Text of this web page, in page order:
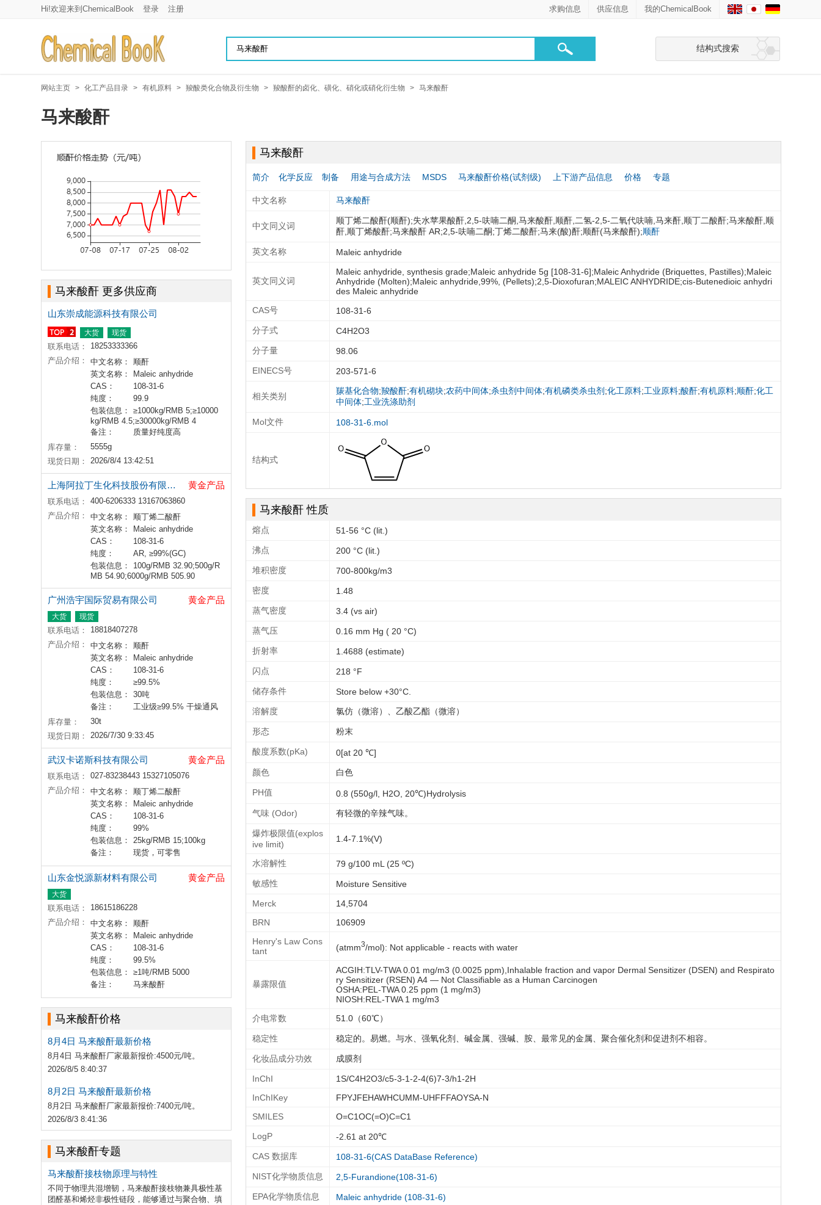
Hi!欢迎来到ChemicalBook 登录 注册 我的ChemicalBook
供应信息
求购信息
结构式搜索
网站主页 > 化工产品目录 > 有机原料 > 羧酸类化合物及衍生物 > 羧酸酐的卤化、磺化、硝化或硝化衍生物 > 马来酸酐
马来酸酐
马来酸酐 更多供应商
山东崇成能源科技有限公司
大货 现货
联系电话：
18253333366
产品介绍：
中文名称：
顺酐
英文名称：
Maleic anhydride
CAS：
108-31-6
纯度：
99.9
包装信息：
≥1000kg/RMB 5;≥10000
kg/RMB 4.5;≥30000kg/RMB 4
备注：
质量好纯度高
库存量：
5555g
现货日期：
2026/8/4 13:42:51
上海阿拉丁生化科技股份有限公司 黄金产品
联系电话：
400-6206333 13167063860
产品介绍：
中文名称：
顺丁烯二酸酐
英文名称：
Maleic anhydride
CAS：
108-31-6
纯度：
AR, ≥99%(GC)
包装信息：
100g/RMB 32.90;500g/R
MB 54.90;6000g/RMB 505.90
广州浩宇国际贸易有限公司 黄金产品
大货 现货
联系电话：
18818407278
产品介绍：
中文名称：
顺酐
英文名称：
Maleic anhydride
CAS：
108-31-6
纯度：
≥99.5%
包装信息：
30吨
备注：
工业级≥99.5% 干燥通风
库存量：
30t
现货日期：
2026/7/30 9:33:45
武汉卡诺斯科技有限公司 黄金产品
联系电话：
027-83238443 15327105076
产品介绍：
中文名称：
顺丁烯二酸酐
英文名称：
Maleic anhydride
CAS：
108-31-6
纯度：
99%
包装信息：
25kg/RMB 15;100kg
备注：
现货，可零售
山东金悦源新材料有限公司 黄金产品
大货
联系电话：
18615186228
产品介绍：
中文名称：
顺酐
英文名称：
Maleic anhydride
CAS：
108-31-6
纯度：
99.5%
包装信息：
≥1吨/RMB 5000
备注：
马来酸酐
马来酸酐价格
8月4日 马来酸酐最新价格
8月4日 马来酸酐厂家最新报价:4500元/吨。
2026/8/5 8:40:37
8月2日 马来酸酐最新价格
8月2日 马来酸酐厂家最新报价:7400元/吨。
2026/8/3 8:41:36
马来酸酐专题
马来酸酐接枝物原理与特性
不同于物理共混增韧，马来酸酐接枝物兼具极性基
团醛基和烯烃非极性链段，能够通过与聚合物、填
马来酸酐
简介 化学反应 制备 用途与合成方法 MSDS 马来酸酐价格(试剂级) 上下游产品信息 价格 专题
中文名称 马来酸酐
中文同义词
顺丁烯二酸酐(顺酐);失水苹果酸酐,2,5-呋喃二酮,马来酸酐,顺酐,二氢-2,5-二氧代呋喃,马来酐,顺丁二酸酐;马来酸酐,顺
酐,顺丁烯酸酐;马来酸酐 AR;2,5-呋喃二酮;丁烯二酸酐;马来(酸)酐;顺酐(马来酸酐);顺酐
英文名称 Maleic anhydride
英文同义词
Maleic anhydride, synthesis grade;Maleic anhydride 5g [108-31-6];Maleic Anhydride (Briquettes, Pastilles);Maleic
Anhydride (Molten);Maleic anhydride,99%, (Pellets);2,5-Dioxofuran;MALEIC ANHYDRIDE;cis-Butenedioic anhydri
des Maleic anhydride
CAS号
108-31-6
分子式
C4H2O3
分子量
98.06
EINECS号
203-571-6
相关类别
羰基化合物;羧酸酐;有机砌块;农药中间体;杀虫剂中间体;有机磷类杀虫剂 ;化工原料;工业原料;酸酐;有机原料;顺酐;化工
中间体;工业洗涤助剂
Mol文件 108-31-6.mol
结构式
马来酸酐 性质
熔点
51-56 °C (lit.)
沸点
200 °C (lit.)
堆积密度
700-800kg/m3
密度
1.48
蒸气密度
3.4 (vs air)
蒸气压
0.16 mm Hg ( 20 °C)
折射率
1.4688 (estimate)
闪点
218 °F
储存条件
Store below +30°C.
溶解度
氯仿（微溶）、乙酸乙酯（微溶）
形态 粉末
酸度系数(pKa)
0[at 20 ℃]
颜色
白色
PH值
0.8 (550g/l, H2O, 20℃)Hydrolysis
气味 (Odor)
有轻微的辛辣气味。
爆炸极限值(explos
ive limit)
1.4-7.1%(V)
水溶解性
79 g/100 mL (25 ºC)
敏感性
Moisture Sensitive
Merck
14,5704
BRN
106909
Henry's Law Cons
tant
(atmm3/mol): Not applicable - reacts with water
暴露限值
ACGIH:TLV-TWA 0.01 mg/m3 (0.0025 ppm),Inhalable fraction and vapor Dermal Sensitizer (DSEN) and Respirato
ry Sensitizer (RSEN) A4 — Not Classifiable as a Human Carcinogen
OSHA:PEL-TWA 0.25 ppm (1 mg/m3)
NIOSH:REL-TWA 1 mg/m3
介电常数
51.0（60℃）
稳定性 稳定的。易燃。与水、强氧化剂、碱金属、强碱、胺、最常见的金属、聚合催化剂和促进剂不相容。
化妆品成分功效 成膜剂
InChI
1S/C4H2O3/c5-3-1-2-4(6)7-3/h1-2H
InChIKey
FPYJFEHAWHCUMM-UHFFFAOYSA-N
SMILES
O=C1OC(=O)C=C1
LogP
-2.61 at 20℃
CAS 数据库
108-31-6(CAS DataBase Reference)
NIST化学物质信息
2,5-Furandione(108-31-6)
EPA化学物质信息
Maleic anhydride (108-31-6)